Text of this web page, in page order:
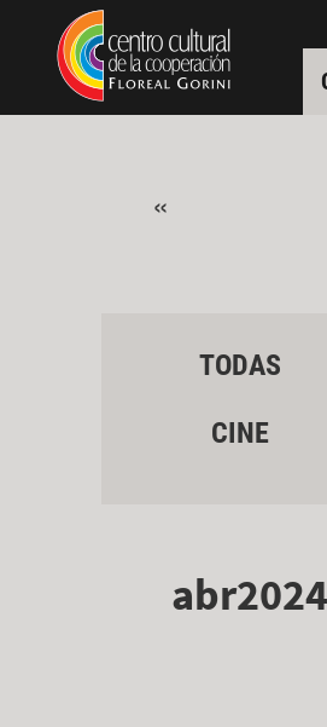
Pasar al contenido principal
Jump to main content
«
TODAS
CINE
abr2024